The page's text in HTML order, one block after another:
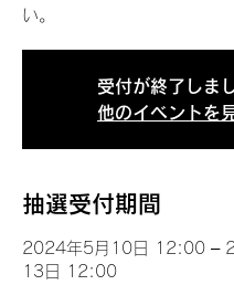
い。
受付が終了しま
他のイベントを
抽選受付期間
2024年5月10日 12:00 –
13日 12:00